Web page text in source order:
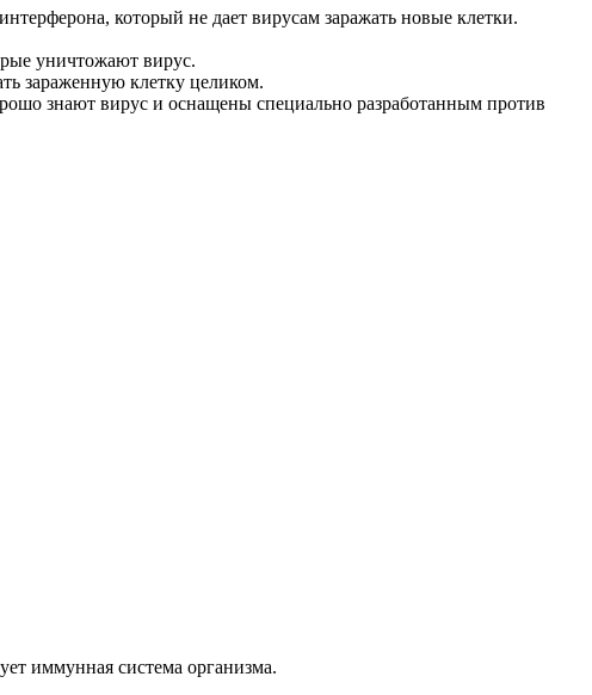
который не дает вирусам заражать новые клетки.
уничтожают вирус.
зараженную клетку целиком.
знают вирус и оснащены специально разработанным против
иммунная система организма.